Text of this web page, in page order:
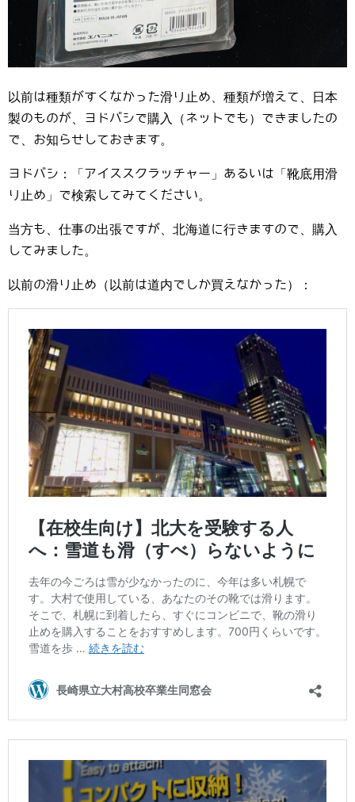
以前は種類がすくなかった滑り止め、種類が増えて、日本
製のものが、ヨドバシで購入（ネットでも）できましたの
で、お知らせしておきます。
ヨドバシ：「アイススクラッチャー」あるいは「靴底用滑
り止め」で検索してみてください。
当方も、仕事の出張ですが、北海道に行きますので、購入
してみました。
以前の滑り止め（以前は道内でしか買えなかった）：